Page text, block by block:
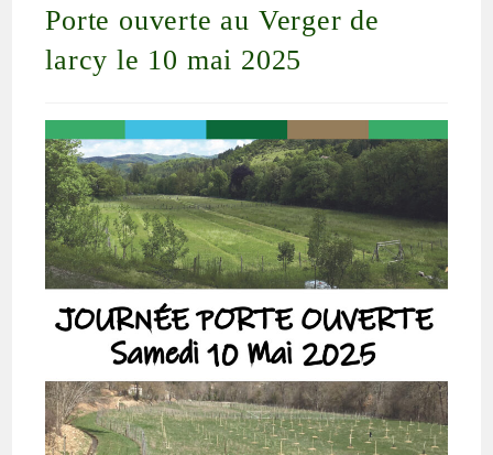
Porte ouverte au Verger de
larcy le 10 mai 2025